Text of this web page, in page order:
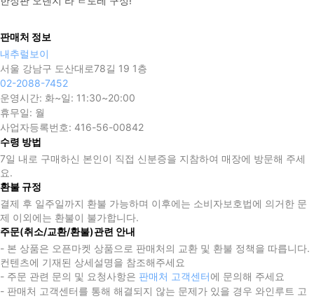
판매처 정보
내추럴보이
서울 강남구 도산대로78길 19 1층
02-2088-7452
운영시간: 화~일: 11:30~20:00
휴무일: 월
사업자등록번호: 416-56-00842
수령 방법
7일 내로 구매하신 본인이 직접 신분증을 지참하여 매장에 방문해 주세
요.
환불 규정
결제 후 일주일까지 환불 가능하며 이후에는 소비자보호법에 의거한 문
제 이외에는 환불이 불가합니다.
주문(취소/교환/환불)관련 안내
- 본 상품은 오픈마켓 상품으로 판매처의 교환 및 환불 정책을 따릅니다.
컨텐츠에 기재된 상세설명을 참조해주세요
- 주문 관련 문의 및 요청사항은 판매처 고객센터에 문의해 주세요
- 판매처 고객센터를 통해 해결되지 않는 문제가 있을 경우 와인루트 고